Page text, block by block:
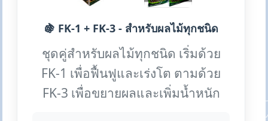
🍇 FK-1 + FK-3 - สำหรับผลไม้ทุกชนิด
ชุดคู่สำหรับผลไม้ทุกชนิด เริ่มด้วย
FK-1 เพื่อฟื้นฟูและเร่งโต ตามด้วย
FK-3 เพื่อขยายผลและเพิ่มน้ำหนัก